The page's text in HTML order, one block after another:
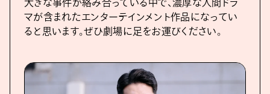
大きな事件が絡み合っている中で、濃厚な人間ドラ
マが含まれたエンターテインメント作品になってい
ると思います。ぜひ劇場に足をお運びください。